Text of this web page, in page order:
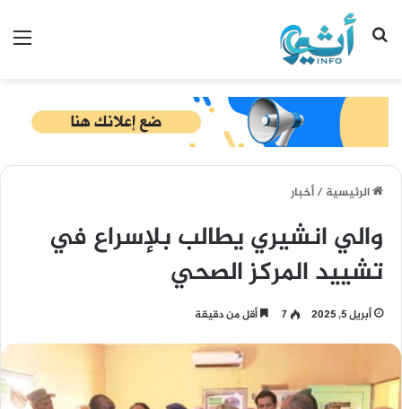
بحث عن
الرئيسية/أخبار
والي انشيري يطالب بلإسراع في
تشييد المركز الصحي
أبريل 5, 2025 7 أقل من دقيقة